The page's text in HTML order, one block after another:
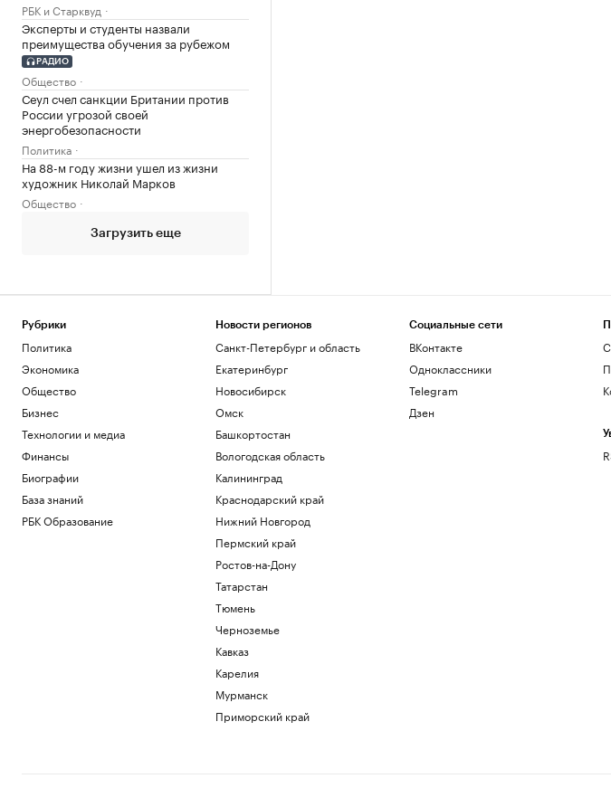
РБК и Старквуд
Эксперты и студенты назвали
преимущества обучения за рубежом
РАДИО
Общество
Сеул счел санкции Британии против
России угрозой своей
энергобезопасности
Политика
На 88-м году жизни ушел из жизни
художник Николай Марков
Общество
Загрузить еще
Рубрики
Политика
Экономика
Общество
Бизнес
Технологии и медиа
Финансы
Биографии
База знаний
РБК Образование
Новости регионов
Санкт-Петербург и область
Екатеринбург
Новосибирск
Омск
Башкортостан
Вологодская область
Калининград
Краснодарский край
Нижний Новгород
Пермский край
Ростов-на-Дону
Татарстан
Тюмень
Черноземье
Кавказ
Карелия
Мурманск
Приморский край
Социальные сети
ВКонтакте
Одноклассники
Telegram
Дзен